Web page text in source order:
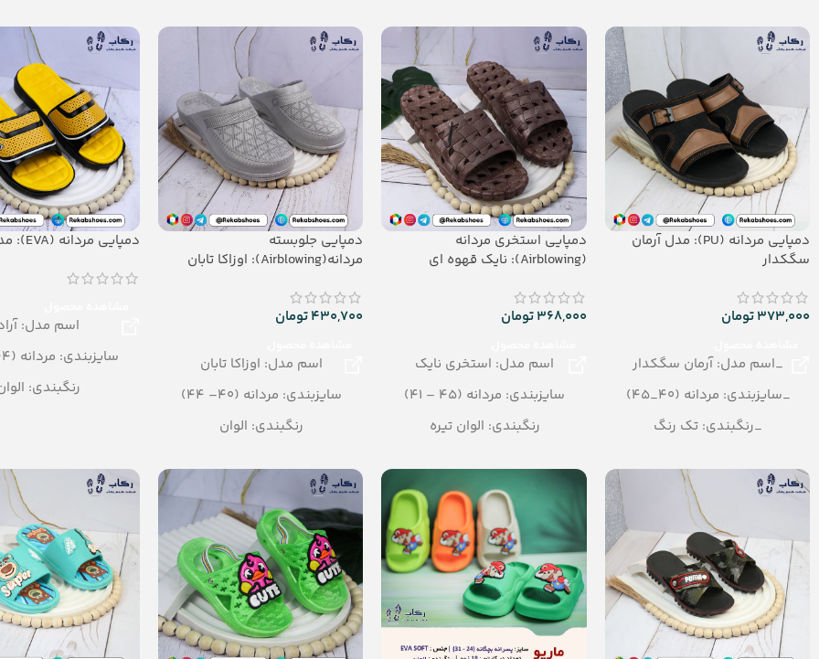
– جنس زیره: PU
جنس: EVA SOFT
– جنس: PU
– رنگ بندی:
– جنس:
دمپایی مردانه (PU): مدل آرمان
سگکدار
373,000تومان
_اسم مدل: آرمان سگکدار
_سایزبندی: مردانه (40_45)
_رنگبندی: تک رنگ
_جنس: PU
دمپایی استخری مردانه
(Airblowing): نایک قهوه ای
368,000تومان
اسم مدل: استخری نایک
سایزبندی: مردانه (45 – 41)
رنگبندی: الوان تیره
جنس: Airblowing
دمپایی جلوبسته
مردانه(Airblowing): اوزاکا تابان
430,700تومان
اسم مدل: اوزاکا تابان
سایزبندی: مردانه (40– 44)
رنگبندی: الوان
جنس: Airblowing
دمپایی مردانه (EVA): مدل آراد
اسم مدل:
سایزبندی: مردانه (44 – 41)
رنگبندی: